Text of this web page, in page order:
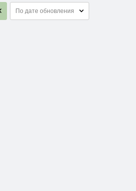
По дате обновления